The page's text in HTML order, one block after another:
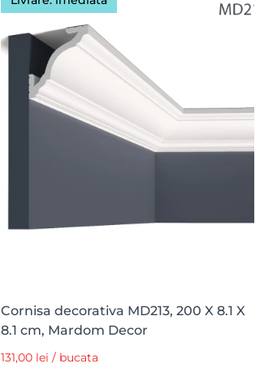
Cornisa decorativa MD213, 200 X 8.1 X
8.1 cm, Mardom Decor
131,00 lei / bucata